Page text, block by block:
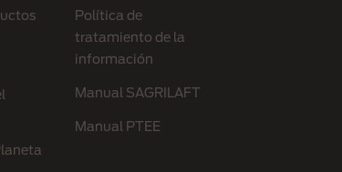
Política de
tratamiento de la
información
Manual SAGRILAFT
Manual PTEE